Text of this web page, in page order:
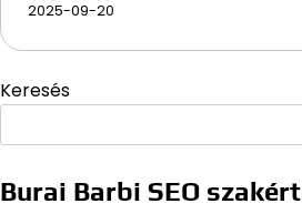
2025-09-20
Keresés
Burai Barbi SEO